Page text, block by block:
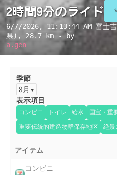
2時間9分のライド
6/7/2026, 11:13:44 AM 富士
県) , 28.7 km - by
a.gen
季節
8月
表示項目
コンビニ トイレ 給水
国宝・重
重要伝統的建造物群保存地区
絶景
アイテム
コンビニ